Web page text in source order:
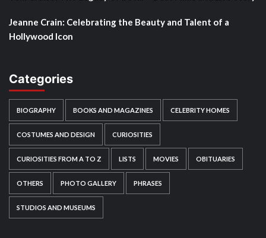
Jeanne Crain: Celebrating the Beauty and Talent of a
Hollywood Icon
Categories
BIOGRAPHY BOOKS AND MAGAZINES CELEBRITY HOMES
COSTUMES AND DESIGN CURIOSITIES
CURIOSITIES FROM A TO Z LISTS MOVIES OBITUARIES
OTHERS PHOTO GALLERY PHRASES
STUDIOS AND MUSEUMS